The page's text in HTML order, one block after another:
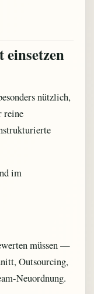
einsetzen
nützlich,
reine
im
müssen —
Outsourcing,
Neuordnung.